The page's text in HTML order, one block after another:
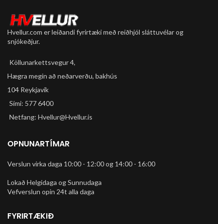
Hvellur.com er leiðandi fyrirtæki með reiðhjól sláttuvélar og
snjókeðjur.
Köllunarkettsvegur 4,
Hægra megin að neðarverðu, bakhús
104 Reykjavík
Sími: 577 6400
Netfang: Hvellur@Hvellur.is
OPNUNARTÍMAR
Verslun virka daga 10:00 - 12:00 og 14:00 - 16:00
Lokað Helgidaga og Sunnudaga
Vefverslun opin 24t alla daga
FYRIRTÆKIÐ